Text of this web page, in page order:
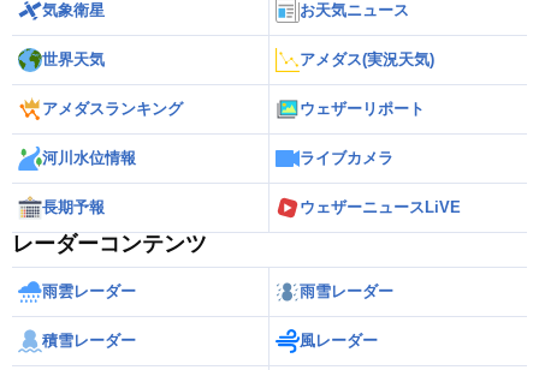
気象衛星 お天気ニュース
世界天気 アメダス(実況天気)
アメダスランキング ウェザーリポート
河川水位情報 ライブカメラ
長期予報 ウェザーニュースLiVE
レーダーコンテンツ
雨雲レーダー 雨雪レーダー
積雪レーダー 風レーダー